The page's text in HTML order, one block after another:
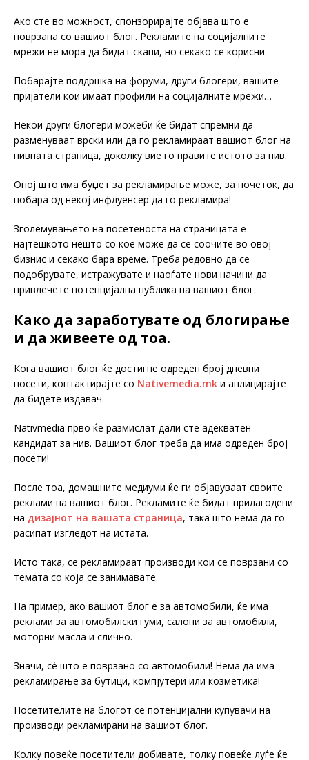
Ако сте во можност, спонзорирајте објава што е
поврзана со вашиот блог. Рекламите на социјалните
мрежи не мора да бидат скапи, но секако се корисни.
Побарајте поддршка на форуми, други блогери, вашите
пријатели кои имаат профили на социјалните мрежи…
Некои други блогери можеби ќе бидат спремни да
разменуваат врски или да го рекламираат вашиот блог на
нивната страница, доколку вие го правите истото за нив.
Оној што има буџет за рекламирање може, за почеток, да
побара од некој инфлуенсер да го рекламира!
Зголемувањето на посетеноста на страницата е
најтешкото нешто со кое може да се соочите во овој
бизнис и секако бара време. Треба редовно да се
подобрувате, истражувате и наоѓате нови начини да
привлечете потенцијална публика на вашиот блог.
Како да заработувате од блогирање
и да живеете од тоа.
Кога вашиот блог ќе достигне одреден број дневни
посети, контактирајте со Nativemedia.mk и аплицирајте
да бидете издавач.
Nativmedia прво ќе размислат дали сте адекватен
кандидат за нив. Вашиот блог треба да има одреден број
посети!
После тоа, домашните медиуми ќе ги објавуваат своите
реклами на вашиот блог. Рекламите ќе бидат прилагодени
на дизајнот на вашата страница, така што нема да го
расипат изгледот на истата.
Исто така, се рекламираат производи кои се поврзани со
темата со која се занимавате.
На пример, ако вашиот блог е за автомобили, ќе има
реклами за автомобилски гуми, салони за автомобили,
моторни масла и слично.
Значи, сè што е поврзано со автомобили! Нема да има
рекламирање за бутици, компјутери или козметика!
Посетителите на блогот се потенцијални купувачи на
производи рекламирани на вашиот блог.
Колку повеќе посетители добивате, толку повеќе луѓе ќе